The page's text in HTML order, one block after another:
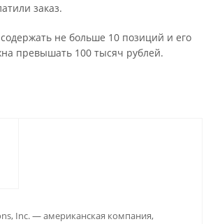
заказ.
не больше 10 позиций и его
превышать 100 тысяч рублей.
Inc. — американская компания,